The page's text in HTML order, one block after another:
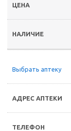
Выбрать аптеку